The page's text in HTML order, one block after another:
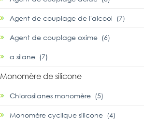
Agent de couplage de l'alcool (7)
Agent de couplage oxime (6)
α silane (7)
Monomère de silicone
Chlorosilanes monomère (5)
Monomère cyclique silicone (4)